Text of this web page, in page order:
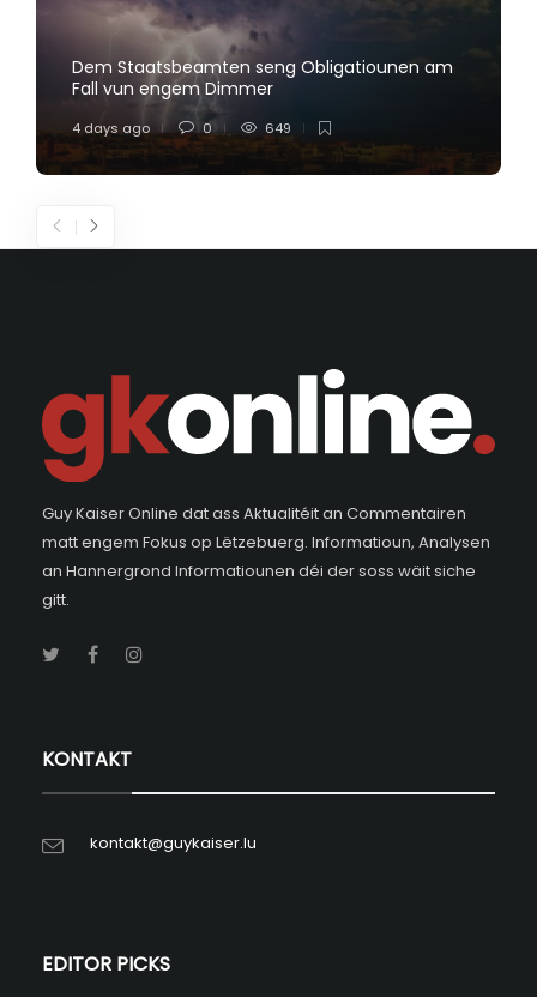
Dem Staatsbeamten seng Obligatiounen am
Fall vun engem Dimmer
4 days ago 0 649
Guy Kaiser Online dat ass Aktualitéit an Commentairen
matt engem Fokus op Lëtzebuerg. Informatioun, Analysen
an Hannergrond Informatiounen déi der soss wäit siche
gitt.
KONTAKT
kontakt@guykaiser.lu
EDITOR PICKS